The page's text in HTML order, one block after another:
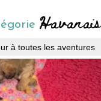
Havanais
à toutes les aventures